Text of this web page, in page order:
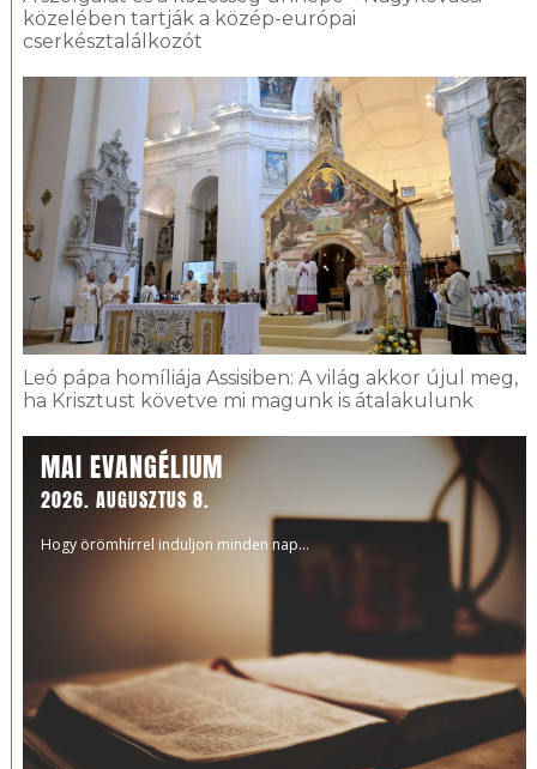
közelében tartják a közép-európai
cserkésztalálkozót
Leó pápa homíliája Assisiben: A világ akkor újul meg,
ha Krisztust követve mi magunk is átalakulunk
MAI EVANGÉLIUM
2026. AUGUSZTUS 8.
Hogy örömhírrel induljon minden nap...